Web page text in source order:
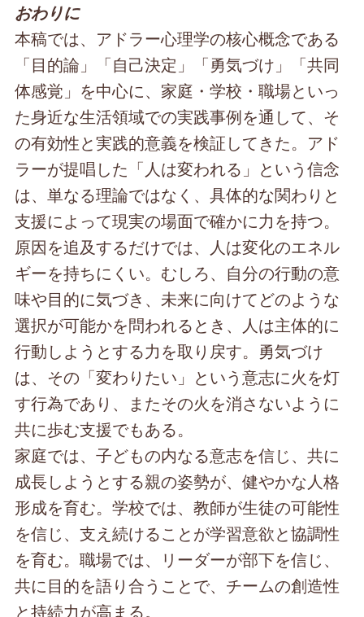
おわりに
本稿では、アドラー心理学の核心概念である
「目的論」「自己決定」「勇気づけ」「共同
体感覚」を中心に、家庭・学校・職場といっ
た身近な生活領域での実践事例を通して、そ
の有効性と実践的意義を検証してきた。アド
ラーが提唱した「人は変われる」という信念
は、単なる理論ではなく、具体的な関わりと
支援によって現実の場面で確かに力を持つ。
原因を追及するだけでは、人は変化のエネル
ギーを持ちにくい。むしろ、自分の行動の意
味や目的に気づき、未来に向けてどのような
選択が可能かを問われるとき、人は主体的に
行動しようとする力を取り戻す。勇気づけ
は、その「変わりたい」という意志に火を灯
す行為であり、またその火を消さないように
共に歩む支援でもある。
家庭では、子どもの内なる意志を信じ、共に
成長しようとする親の姿勢が、健やかな人格
形成を育む。学校では、教師が生徒の可能性
を信じ、支え続けることが学習意欲と協調性
を育む。職場では、リーダーが部下を信じ、
共に目的を語り合うことで、チームの創造性
と持続力が高まる。